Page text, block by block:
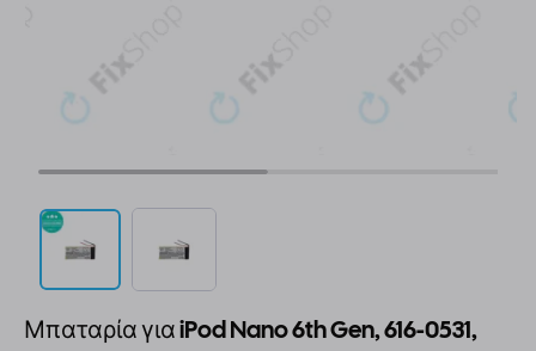
Μπαταρία για iPod Nano 6th Gen, 616-0531,